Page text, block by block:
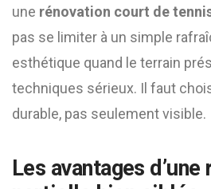
une rénovation court de
pas se limiter à un simple
esthétique quand le terrain
techniques sérieux. Il faut
durable, pas seulement visible.
Les avantages